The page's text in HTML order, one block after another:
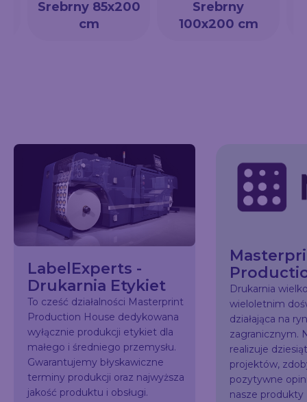
Srebrny 85x200
cm
Srebrny
100x200 cm
LabelExperts -
Drukarnia Etykiet
To cześć działalności Masterprint
Production House dedykowana
wyłącznie produkcji etykiet dla
małego i średniego przemysłu.
Gwarantujemy błyskawiczne
terminy produkcji oraz najwyższa
jakość produktu i obsługi.
Drukarnia
wieloletnim
działająca na
zagranicznym.
realizuje
projektów,
pozytywne
nasze